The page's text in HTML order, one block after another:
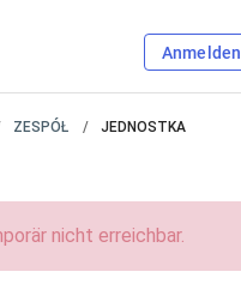
Anmelden
ZESPÓŁ JEDNOSTKA
nicht erreichbar.